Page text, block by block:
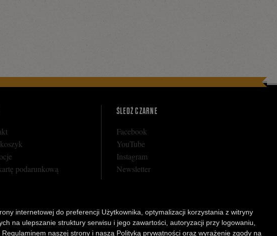
podarunkową
prywatności
Klubu Czarnego
Karty Podarunkowej
ŚLEDŹ CZARNE
Facebook
YouTube
Instagram
Newsletter
internetowej do preferencji Użytkownika, optymalizacji korzystania z witryny
na ulepszanie struktury serwisu i jego zawartości, autoryzacji przy logowaniu,
naszej strony i naszą Polityką prywatności oraz wyrażenie zgody na